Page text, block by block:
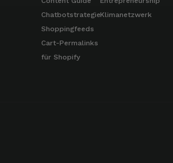
Chatbotstrategie
Shoppingfeeds
Cart-Permalinks
für Shopify
Klimanetzwerk